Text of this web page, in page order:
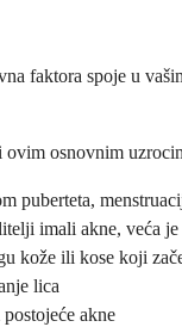
faktora spoje u
osnovnim
puberteta,
imali akne, veća
kože ili kose koji
lica
akne